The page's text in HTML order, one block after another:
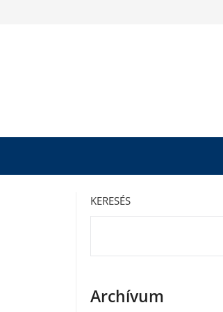
KERESÉS
Archívum